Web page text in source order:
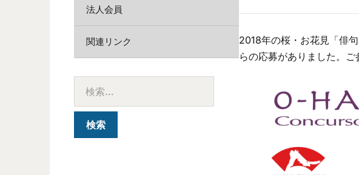
2018年の桜・お花見「俳
らの応募がありました。ご
法人会員
関連リンク